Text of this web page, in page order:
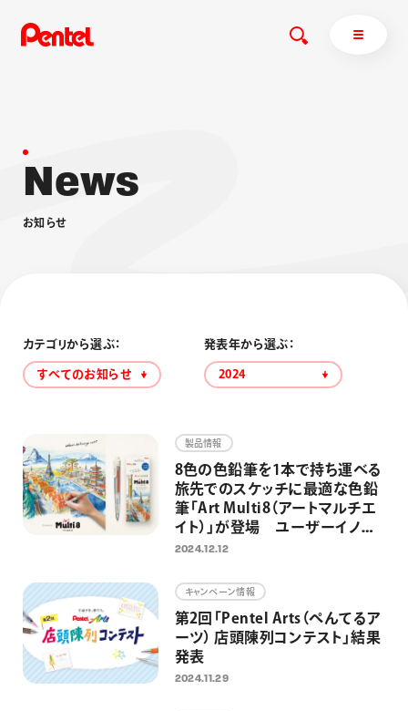
商品を探す
ブラッシュ（筆）
採用情報
運営会社
News
お知 らせ
カテゴリから選ぶ：
すべてのお知らせ
発表年から選ぶ：
2024
製品情報
8色の色鉛筆を1本で持ち運べる
旅先でのスケッチに最適な色鉛
筆「Art Multi8（アートマルチエ
イト）」が登場 ユーザーイノベ
ーションから、アートシーンに特
2024.12.12
キャンペーン情報
第2回「Pentel Arts（ぺんてるア
ーツ） 店頭陳列コンテスト」結果
発表
2024.11.29